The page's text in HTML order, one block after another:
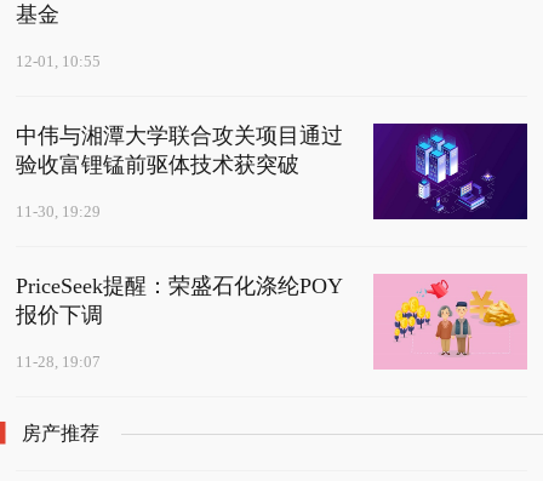
基金
12-01, 10:55
中伟与湘潭大学联合攻关项目通过
验收富锂锰前驱体技术获突破
11-30, 19:29
PriceSeek提醒：荣盛石化涤纶POY
报价下调
11-28, 19:07
房产推荐